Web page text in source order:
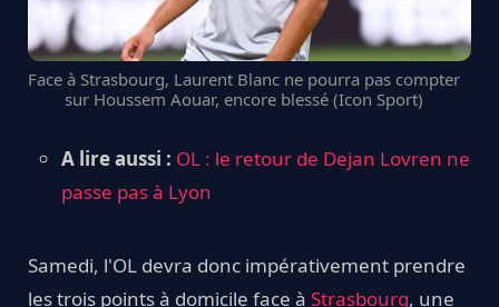
Face à Strasbourg, Laurent Blanc ne pourra pas compter
sur Houssem Aouar, encore blessé (Icon Sport)
A lire aussi : OL : le retour de Dejan Lovren ne
passe pas à Lyon
Samedi, l'OL devra donc impérativement prendre
les trois points à domicile face à Strasbourg, une